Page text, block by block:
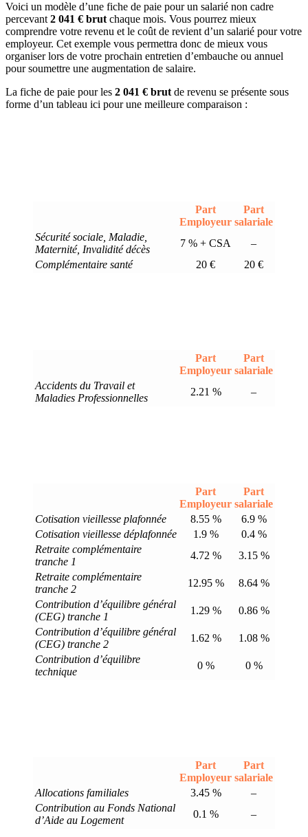
Voici un modèle d’une fiche de paie pour un salarié non cadre
percevant 2 041 € brut chaque mois. Vous pourrez mieux
comprendre votre revenu et le coût de revient d’un salarié pour votre
employeur. Cet exemple vous permettra donc de mieux vous
organiser lors de votre prochain entretien d’embauche ou annuel
pour soumettre une augmentation de salaire.
La fiche de paie pour les 2 041 € brut de revenu se présente sous
forme d’un tableau ici pour une meilleure comparaison :
Part
Employeur
Part
salariale
Sécurité sociale, Maladie,
Maternité, Invalidité décès
7 % + CSA
–
Complémentaire santé
20 € 20 €
Part
Employeur
Part
salariale
Accidents du Travail et
Maladies Professionnelles
2.21 % –
Part
Employeur
Part
salariale
Cotisation vieillesse plafonnée
8.55 %
6.9 %
Cotisation vieillesse déplafonnée
1.9 %
0.4 %
Retraite complémentaire
tranche 1
4.72 %
3.15 %
Retraite complémentaire
tranche 2
12.95 %
8.64 %
Contribution d’équilibre général
(CEG) tranche 1
1.29 %
0.86 %
Contribution d’équilibre général
(CEG) tranche 2
1.62 %
1.08 %
Contribution d’équilibre
technique
0 % 0 %
Part
Employeur
Part
salariale
Allocations familiales
3.45 %
–
Contribution au Fonds National
d’Aide au Logement
0.1 % –